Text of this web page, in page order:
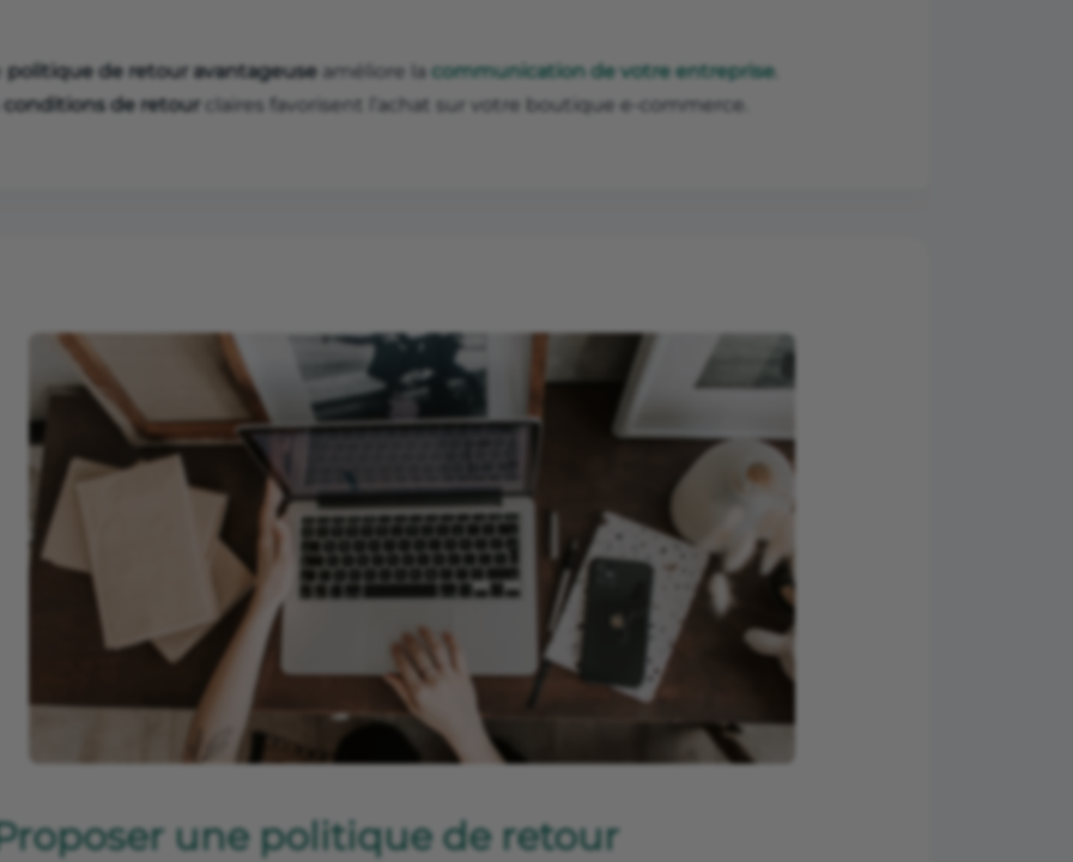
politique de retour avantageuse améliore la communication de votre entreprise.
conditions de retour claires favorisent l’achat sur votre boutique e-commerce.
une politique de retour